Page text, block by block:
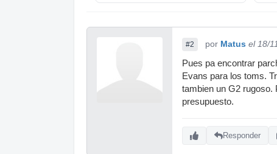
#2 por Matus el 18/
Pues pa encontrar
Evans para los toms.
tambien un G2 rugoso.
presupuesto.
Responder